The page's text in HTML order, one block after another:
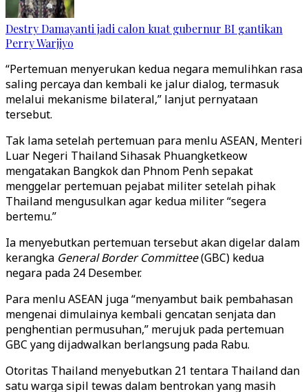
Destry Damayanti jadi calon kuat gubernur BI gantikan
Perry Warjiyo
“Pertemuan menyerukan kedua negara memulihkan rasa
saling percaya dan kembali ke jalur dialog, termasuk
melalui mekanisme bilateral,” lanjut pernyataan
tersebut.
Tak lama setelah pertemuan para menlu ASEAN, Menteri
Luar Negeri Thailand Sihasak Phuangketkeow
mengatakan Bangkok dan Phnom Penh sepakat
menggelar pertemuan pejabat militer setelah pihak
Thailand mengusulkan agar kedua militer “segera
bertemu.”
Ia menyebutkan pertemuan tersebut akan digelar dalam
kerangka General Border Committee(GBC) kedua
negara pada 24 Desember.
Para menlu ASEAN juga “menyambut baik pembahasan
mengenai dimulainya kembali gencatan senjata dan
penghentian permusuhan,” merujuk pada pertemuan
GBC yang dijadwalkan berlangsung pada Rabu.
Otoritas Thailand menyebutkan 21 tentara Thailand dan
satu warga sipil tewas dalam bentrokan yang masih